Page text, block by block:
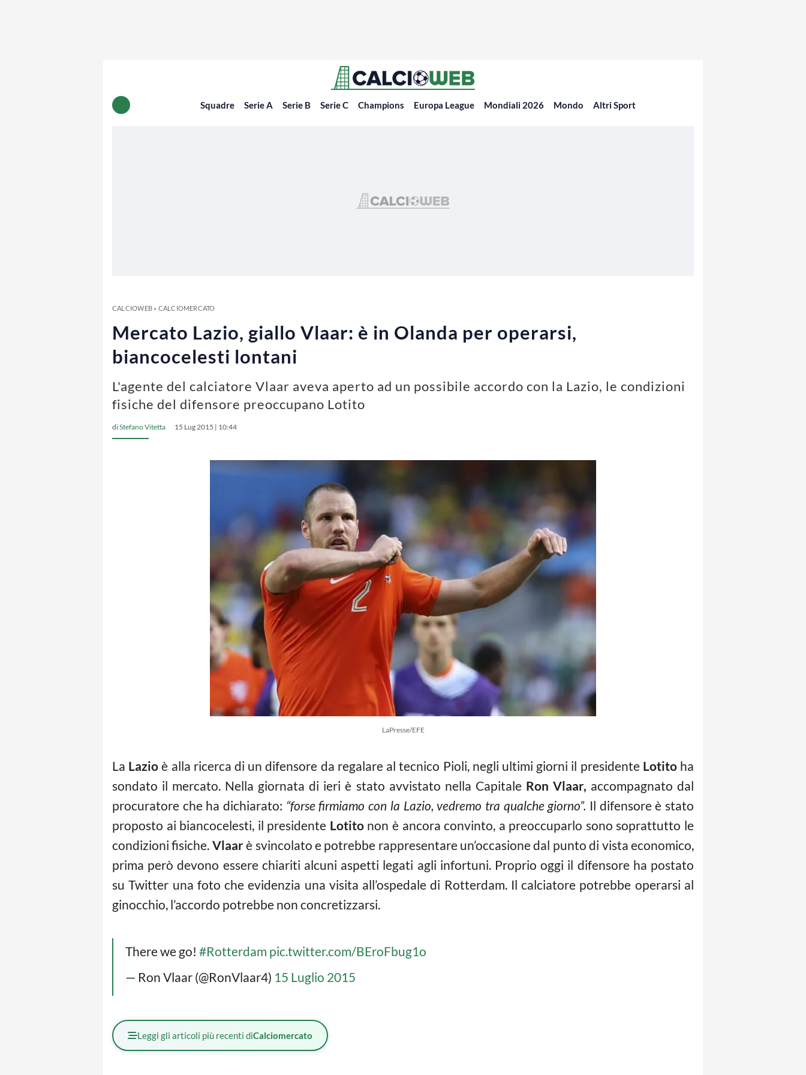
Squadre Serie A Serie B Serie C Champions Europa League Mondiali 2026 Mondo Altri Sport
CALCIOWEB» CALCIOMERCATO
Mercato Lazio, giallo Vlaar: è in Olanda per operarsi,
biancocelesti lontani
L'agente del calciatore Vlaar aveva aperto ad un possibile accordo con la Lazio, le condizioni
fisiche del difensore preoccupano Lotito
diStefano Vitetta 15 Lug 2015 | 10:44
LaPresse/EFE
La Lazio è alla ricerca di un difensore da regalare al tecnico Pioli, negli ultimi giorni il presidente Lotitoha
sondato il mercato. Nella giornata di ieri è stato avvistato nella Capitale Ron Vlaar, accompagnato dal
procuratore che ha dichiarato: “forse firmiamo con la Lazio, vedremo tra qualche giorno”. Il difensore è stato
proposto ai biancocelesti, il presidente Lotitonon è ancora convinto, a preoccuparlo sono soprattutto le
condizioni fisiche. Vlaarè svincolato e potrebbe rappresentare un’occasione dal punto di vista economico,
prima però devono essere chiariti alcuni aspetti legati agli infortuni. Proprio oggi il difensore ha postato
su Twitter una foto che evidenzia una visita all’ospedale di Rotterdam. Il calciatore potrebbe operarsi al
ginocchio, l’accordo potrebbe non concretizzarsi.
There we go! #Rotterdam pic.twitter.com/BEroFbug1o
— Ron Vlaar (@RonVlaar4) 15 Luglio 2015
Leggi gli articoli più recenti diCalciomercato